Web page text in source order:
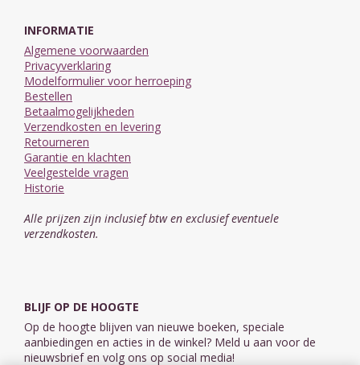
INFORMATIE
Algemene voorwaarden
Privacyverklaring
Modelformulier voor herroeping
Bestellen
Betaalmogelijkheden
Verzendkosten en levering
Retourneren
Garantie en klachten
Veelgestelde vragen
Historie
Alle prijzen zijn inclusief btw en exclusief eventuele
verzendkosten.
BLIJF OP DE HOOGTE
Op de hoogte blijven van nieuwe boeken, speciale
aanbiedingen en acties in de winkel? Meld u aan voor de
nieuwsbrief en volg ons op social media!